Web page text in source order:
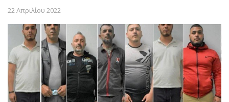
22 Απριλίου 2022